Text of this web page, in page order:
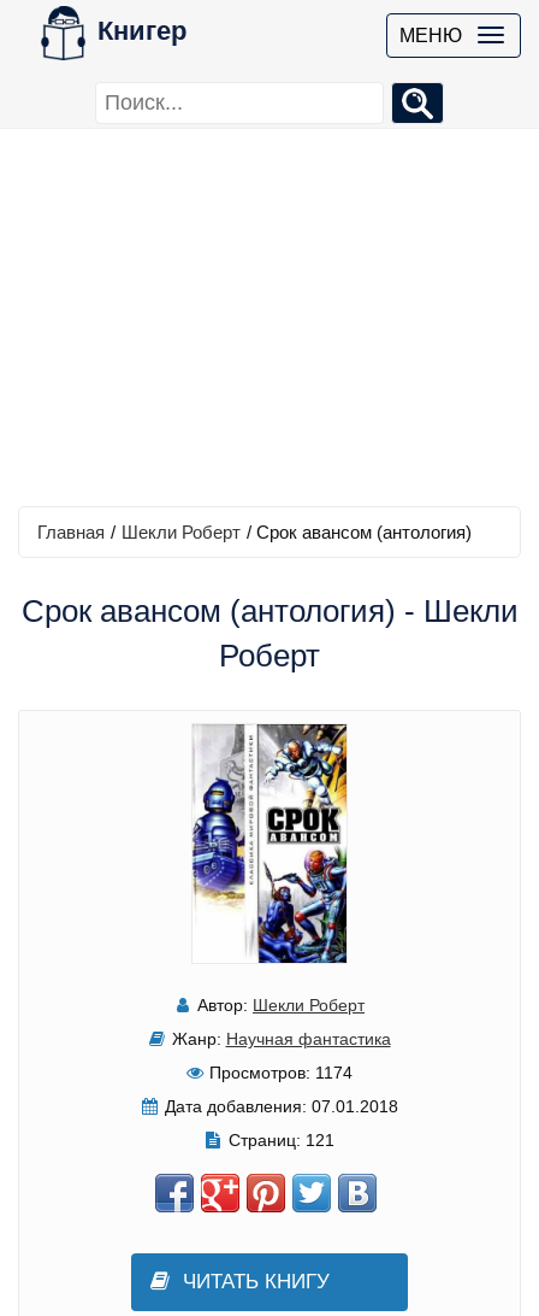
Книгер МЕНЮ
Главная / Шекли Роберт / Срок авансом (антология)
Срок авансом (антология) - Шекли
Роберт
Автор: Шекли Роберт
Жанр: Научная фантастика
Просмотров: 1174
Дата добавления: 07.01.2018
Страниц: 121
ЧИТАТЬ КНИГУ